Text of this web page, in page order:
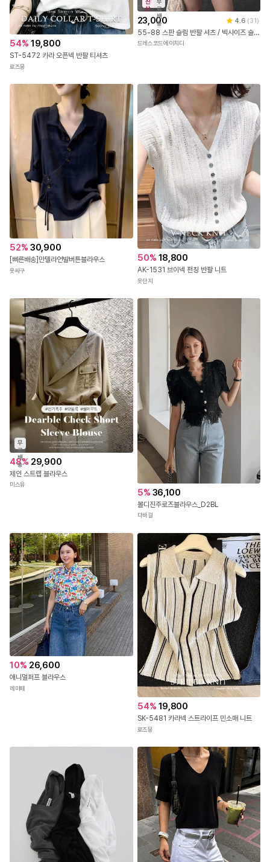
54% 19,800
ST-5472 카라 오픈넥 반팔 티셔츠
로즈몽
상
료
배
송
23,000 4.6 (31)
55-88 스판 슬림 반팔 셔츠 / 빅사이즈 슬림핏 라인셔츠 66 77
드레스코드에이치디
52% 30,900
[삐른배송]만델라언발버튼블라우스
옷싸구
50% 18,800
AK-1531 브이넥 펀칭 반팔 니트
옷단지
무
료
배
송
48% 29,900
제인 스트랩 블라우스
미스유
5% 36,100
볼디진주로즈블라우스_D2BL
다바걸
10% 26,600
애니멀퍼프 블라우스
레미떼
54% 19,800
SK-5481 카라넥 스트라이프 민소매 니트
로즈몽